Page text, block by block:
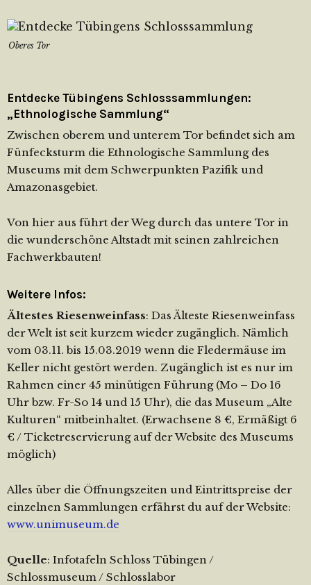
Oberes Tor
Entdecke Tübingens Schlosssammlungen:
„Ethnologische Sammlung“
Zwischen oberem und unterem Tor befindet sich am
Fünfecksturm die Ethnologische Sammlung des
Museums mit dem Schwerpunkten Pazifik und
Amazonasgebiet.
Von hier aus führt der Weg durch das untere Tor in
die wunderschöne Altstadt mit seinen zahlreichen
Fachwerkbauten!
Weitere Infos:
Ältestes Riesenweinfass: Das Älteste Riesenweinfass
der Welt ist seit kurzem wieder zugänglich. Nämlich
vom 03.11. bis 15.03.2019 wenn die Fledermäuse im
Keller nicht gestört werden. Zugänglich ist es nur im
Rahmen einer 45 minütigen Führung (Mo – Do 16
Uhr bzw. Fr-So 14 und 15 Uhr), die das Museum „Alte
Kulturen“ mitbeinhaltet. (Erwachsene 8 €, Ermäßigt 6
€ / Ticketreservierung auf der Website des Museums
möglich)
Alles über die Öffnungszeiten und Eintrittspreise der
einzelnen Sammlungen erfährst du auf der Website:
www.unimuseum.de
Quelle: Infotafeln Schloss Tübingen /
Schlossmuseum / Schlosslabor